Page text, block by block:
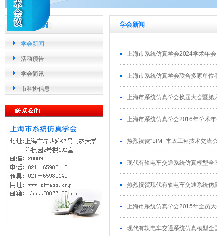
学会新闻
活动预告
学会简讯
市科协信息
学会新闻
上海市系统仿真学会2024学术年
上海市系统仿真学会联合多家单
上海市系统仿真学会换届大会暨第
上海市系统仿真学会2016年学术
热烈祝贺“BIM+市政工程技术交流
现代有轨电车交通系统仿真模型全
热烈祝贺现代有轨电车交通系统
上海市系统仿真学会2015年全员
现代有轨电车交通系统仿真模型全